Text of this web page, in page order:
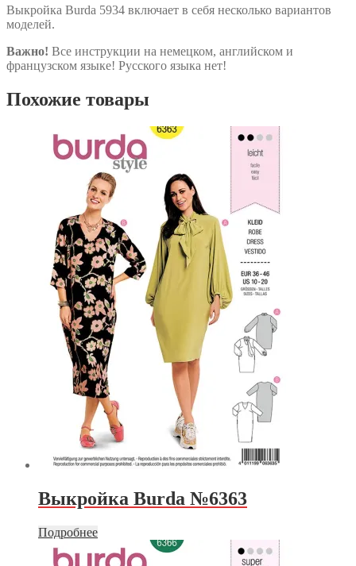
Выкройка Burda 5934 включает в себя несколько вариантов
моделей.
Важно! Все инструкции на немецком, английском и
французском языке! Русского языка нет!
Похожие товары
Выкройка Burda №6363
Подробнее